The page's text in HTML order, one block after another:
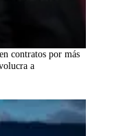
contratos por más
a